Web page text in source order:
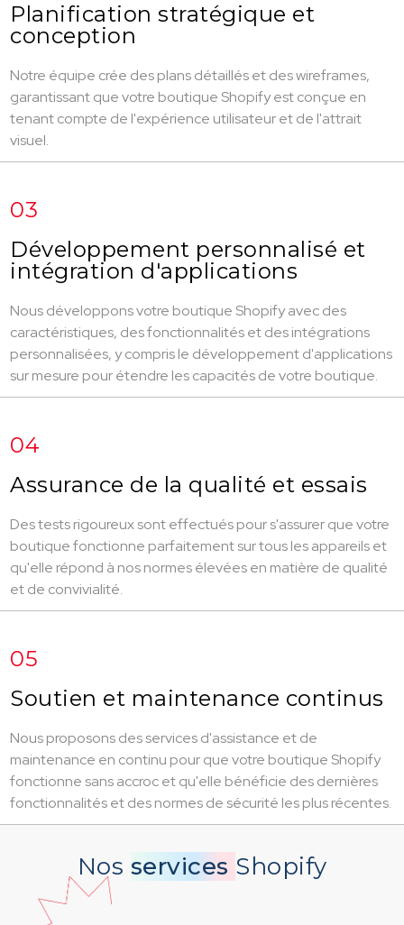
Planification stratégique et
conception
Notre équipe crée des plans détaillés et des wireframes,
garantissant que votre boutique Shopify est conçue en
tenant compte de l'expérience utilisateur et de l'attrait
visuel.
03
Développement personnalisé et
intégration d'applications
Nous développons votre boutique Shopify avec des
caractéristiques, des fonctionnalités et des intégrations
personnalisées, y compris le développement d'applications
sur mesure pour étendre les capacités de votre boutique.
04
Assurance de la qualité et essais
Des tests rigoureux sont effectués pour s'assurer que votre
boutique fonctionne parfaitement sur tous les appareils et
qu'elle répond à nos normes élevées en matière de qualité
et de convivialité.
05
Soutien et maintenance continus
Nous proposons des services d'assistance et de
maintenance en continu pour que votre boutique Shopify
fonctionne sans accroc et qu'elle bénéficie des dernières
fonctionnalités et des normes de sécurité les plus récentes.
Nos services Shopify